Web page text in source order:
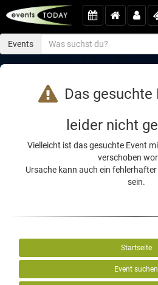
Events
Das gesuchte
leider nicht
Vielleicht ist das gesuchte Event
verschoben
Ursache kann auch ein
sein.
Startseite
Event suchen